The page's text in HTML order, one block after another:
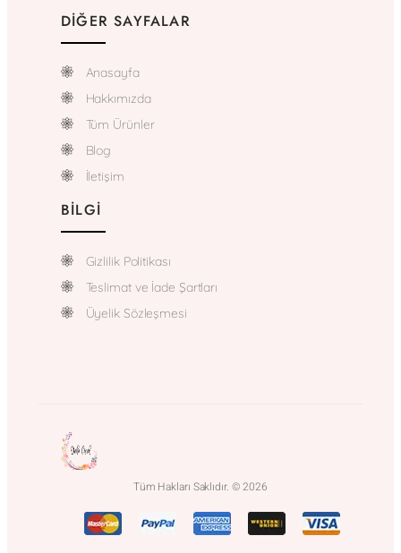
DIĞER SAYFALAR
Anasayfa
Hakkımızda
Tüm Ürünler
Blog
İletişim
BILGI
Gizlilik Politikası
Teslimat ve İade Şartları
Üyelik Sözleşmesi
Tüm Hakları Saklıdır. © 2026